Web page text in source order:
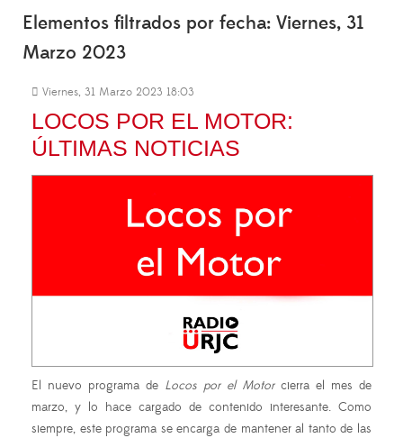
Elementos filtrados por fecha: Viernes, 31
Marzo 2023
Viernes, 31 Marzo 2023 18:03
LOCOS POR EL MOTOR:
ÚLTIMAS NOTICIAS
El nuevo programa de Locos por el Motorcierra el mes de
marzo, y lo hace cargado de contenido interesante. Como
siempre, este programa se encarga de mantener al tanto de las